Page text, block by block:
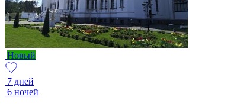
Новый
7 дней
6 ночей